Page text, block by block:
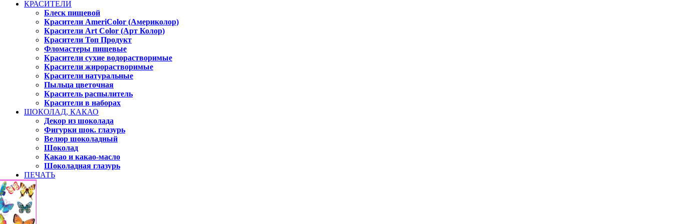
КРАСИТЕЛИ
Блеск пищевой
Красители AmeriColor (Америколор)
Красители Art Color (Арт Колор)
Красители Топ Продукт
Фломастеры пищевые
Красители сухие водорастворимые
Красители жирорастворимые
Красители натуральные
Пыльца цветочная
Краситель распылитель
Красители в наборах
ШОКОЛАД, КАКАО
Декор из шоколада
Фигурки шок. глазурь
Велюр шоколадный
Шоколад
Какао и какао-масло
Шоколадная глазурь
ПЕЧАТЬ